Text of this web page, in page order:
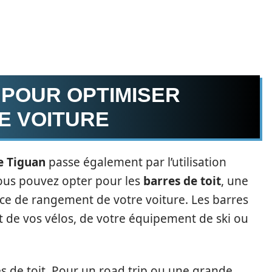
OPTIMISER
VOITURE
Tiguan passe également par l’utilisation
pouvez opter pour les barres de toit, une
de rangement de votre voiture. Les barres
vos vélos, de votre équipement de ski ou